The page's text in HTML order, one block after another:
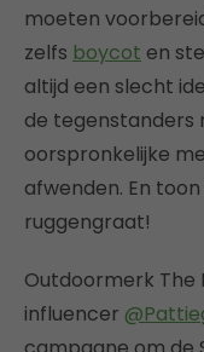
moeten
zelfs boycot en
altijd een slecht
de tegenstanders
oorspronkelijke
afwenden. En
ruggengraat!
Outdoormerk The
influencer